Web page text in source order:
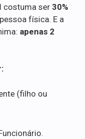
costuma ser 30%
física. E a
apenas 2
(filho ou